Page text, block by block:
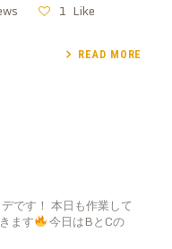
1 Like
READ MORE
です！ 本日も作業して
ます
今日はBとCの